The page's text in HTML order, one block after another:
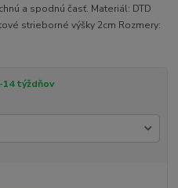
a spodnú časť. Materiál: DTD
strieborné výšky 2cm Rozmery:
14 týždňov